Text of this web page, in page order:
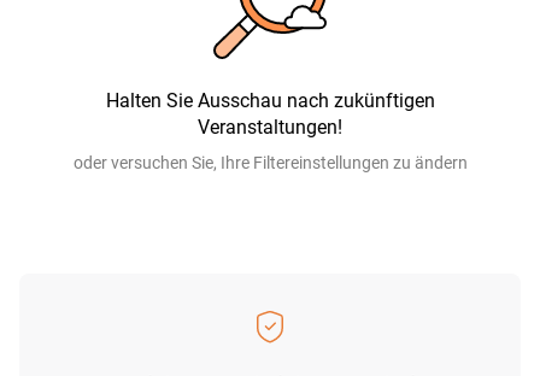
Halten Sie Ausschau nach zukünftigen
Veranstaltungen!
oder versuchen Sie, Ihre Filtereinstellungen zu ändern